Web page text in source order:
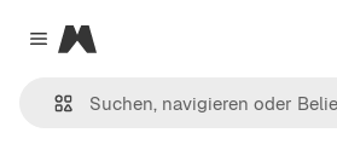
Close menu
Magnific